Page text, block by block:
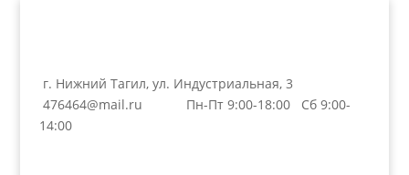
г. Нижний Тагил, ул. Индустриальная, 3
476464@mail.ru
Пн-Пт 9:00-18:00 Сб 9:00-
14:00